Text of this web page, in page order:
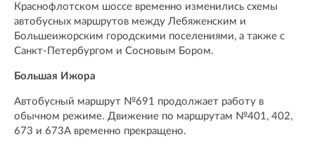
Краснофлотском шоссе временно изменились схемы
автобусных маршрутов между Лебяженским и
Большеижорским городскими поселениями, а также с
Санкт-Петербургом и Сосновым Бором.
Большая Ижора
Автобусный маршрут №691 продолжает работу в
обычном режиме. Движение по маршрутам №401, 402,
673 и 673А временно прекращено.